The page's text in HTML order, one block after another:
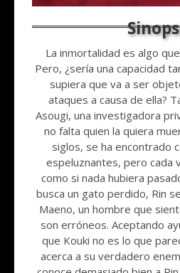
La inmortalidad es algo
Pero, ¿sería una capacidad
supiera que va a ser
ataques a causa de ella?
Asougi, una investigadora
no falta quien la quiera
siglos, se ha encontrado
espeluznantes, pero cada
como si nada hubiera
busca un gato perdido, Rin
Maeno, un hombre que
son erróneos. Aceptando
que Kouki no es lo que
acerca a su verdadero